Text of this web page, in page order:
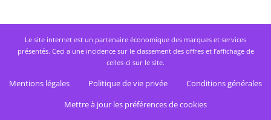
Le site internet est un partenaire économique des marques et services
présentés. Ceci a une incidence sur le classement des offres et l’affichage de
celles-ci sur le site.
Mentions légales Politique de vie privée
Conditions générales
Mettre à jour les préférences de cookies